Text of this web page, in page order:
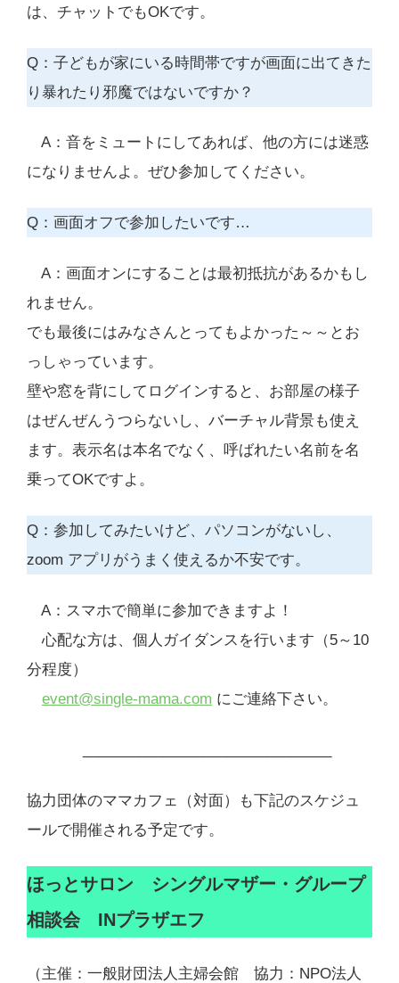
は、チャットでもOKです。
Q：子どもが家にいる時間帯ですが画面に出てきた
り暴れたり邪魔ではないですか？
A：音をミュートにしてあれば、他の方には迷惑
になりませんよ。ぜひ参加してください。
Q：画面オフで参加したいです…
A：画面オンにすることは最初抵抗があるかもし
れません。
でも最後にはみなさんとってもよかった～～とお
っしゃっています。
壁や窓を背にしてログインすると、お部屋の様子
はぜんぜんうつらないし、バーチャル背景も使え
ます。表示名は本名でなく、呼ばれたい名前を名
乗ってOKですよ。
Q：参加してみたいけど、パソコンがないし、
zoom アプリがうまく使えるか不安です。
A：スマホで簡単に参加できますよ！
心配な方は、個人ガイダンスを行います（5～10
分程度）
event@single-mama.com にご連絡下さい。
協力団体のママカフェ（対面）も下記のスケジュ
ールで開催される予定です。
ほっとサロン シングルマザー・グループ
相談会 INプラザエフ
（主催：一般財団法人主婦会館 協力：NPO法人